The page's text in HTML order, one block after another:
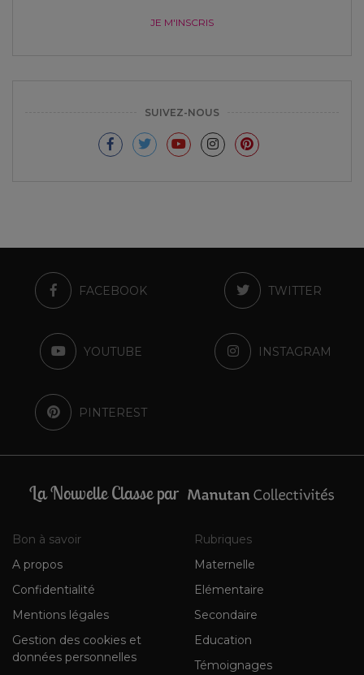
JE M'INSCRIS
SUIVEZ-NOUS
FACEBOOK TWITTER
YOUTUBE INSTAGRAM
PINTEREST
La Nouvelle Classe par
Bon à savoir
A propos
Confidentialité
Mentions légales
Gestion des cookies et
données personnelles
Rubriques
Maternelle
Elémentaire
Secondaire
Education
Témoignages